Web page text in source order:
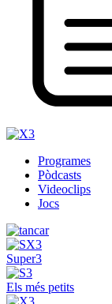
Programes
Pòdcasts
Videoclips
Jocs
Super3
Els més petits